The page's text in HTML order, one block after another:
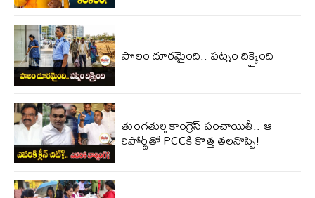
పొలం దూరమైంది.. పట్నం దిక్కైంది
తుంగతుర్తి కాంగ్రెస్‌ పంచాయితీ.. ఆ
రిపోర్ట్‌తో PCCకి కొత్త తలనొప్పి!